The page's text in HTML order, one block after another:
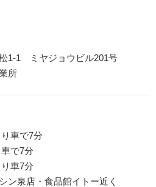
1-1 ミヤジョウビル201号
所
車で7分
で7分
車7分
ン泉店・食品館イトー近く